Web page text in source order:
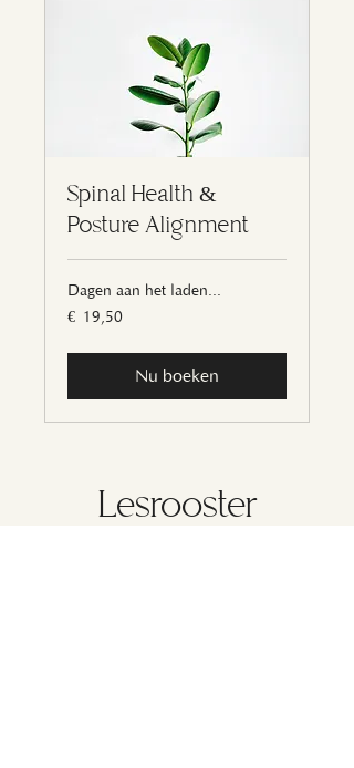
Spinal Health &
Posture Alignment
Dagen aan het laden...
19,50
euro
€ 19,50
Nu boeken
Lesrooster